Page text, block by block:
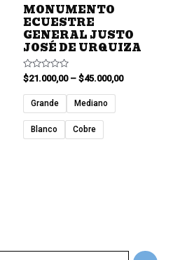
MONUMENTO
ECUESTRE
GENERAL JUSTO
JOSÉ DE URQUIZA
Valorado
en
0
de
$21.000,00– $45.000,00
Grande Mediano
Blanco Cobre